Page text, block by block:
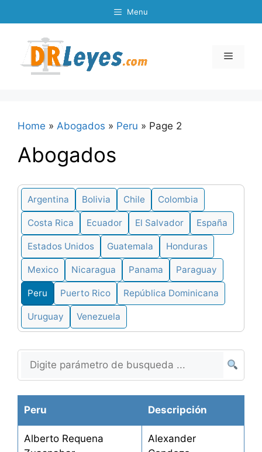
to
Menu
Menu
Home » Abogados » Peru » Page 2
Abogados
Argentina Bolivia Chile Colombia
Costa Rica Ecuador El Salvador España
Estados Unidos Guatemala Honduras
Mexico Nicaragua Panama Paraguay
Peru Puerto Rico República Dominicana
Uruguay Venezuela
Peru Descripción
Alberto Requena
Alexander